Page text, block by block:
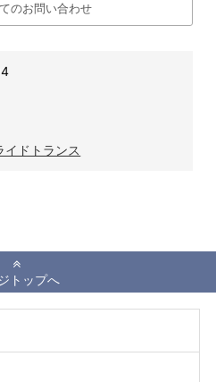
のお問い合わせ
イドトランス
トップへ